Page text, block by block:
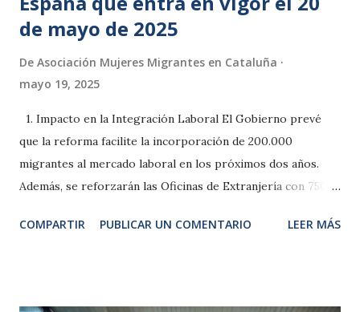
de mayo de 2025
De Asociación Mujeres Migrantes en Cataluña
mayo 19, 2025
1. Impacto en la Integración Laboral El Gobierno prevé
que la reforma facilite la incorporación de 200.000
migrantes al mercado laboral en los próximos dos años.
Además, se reforzarán las Oficinas de Extranjería con 750
existe una saturación en los tiempos de respuesta y al
COMPARTIR PUBLICAR UN COMENTARIO LEER MÁS